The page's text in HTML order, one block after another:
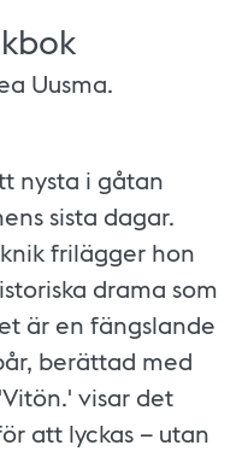
Uusma.
nysta i gåtan
sista dagar.
frilägger hon
drama som
är en fängslande
berättad med
visar det
att lyckas – utan